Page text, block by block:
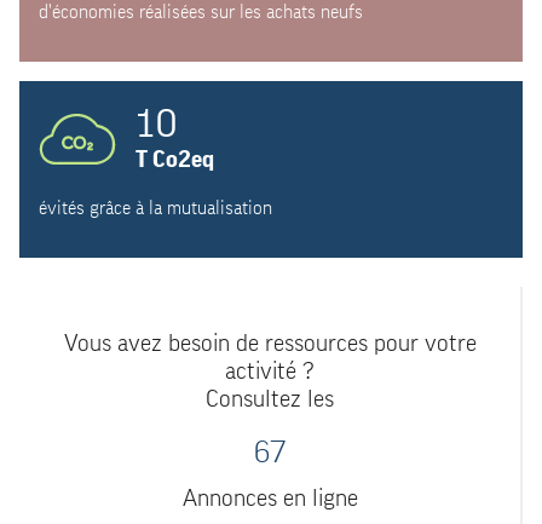
d'économies réalisées sur les achats neufs
10
T Co2eq
évités grâce à la mutualisation
Vous avez besoin de ressources pour votre
activité ?
Consultez les
67
Annonces en ligne